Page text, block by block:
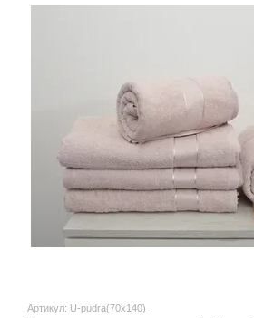
Артикул: U-pudra(70x140)_